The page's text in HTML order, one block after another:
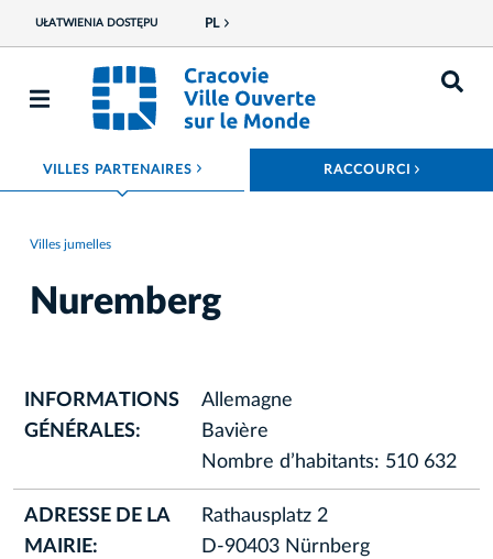
UŁATWIENIA DOSTĘPU PL
VILLES PARTENAIRES ROZWIŃ MENU RACCOURCI
Villes jumelles
Nuremberg
INFORMATIONS
GÉNÉRALES:
Allemagne
Bavière
Nombre d’habitants: 510 632
ADRESSE DE LA
MAIRIE:
Rathausplatz 2
D-90403 Nürnberg